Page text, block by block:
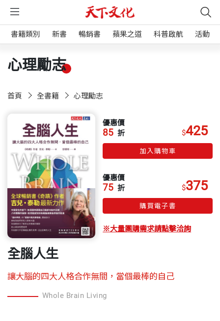
書籍類別 新書 暢銷書 蘋果之道 科普啟航 活動
心理勵志
首頁 全書籍 心理勵志
優惠價
85 折 $425
加入購物車
優惠價
75 折 $375
購買電子書
※大量團購需求請點擊洽詢
全腦人生
讓大腦的四大人格合作無間，當個最棒的自己
Whole Brain Living